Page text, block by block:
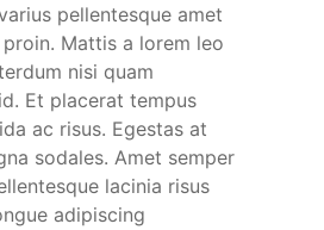
pellentesque amet
Mattis a lorem leo
nisi quam
Et placerat tempus
ac risus. Egestas at
sodales. Amet semper
lacinia risus
adipiscing